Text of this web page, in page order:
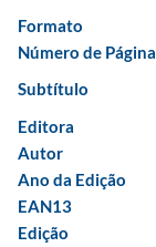
Formato
Número de
Subtítulo
Editora
Autor
Ano da Edição
EAN13
Edição